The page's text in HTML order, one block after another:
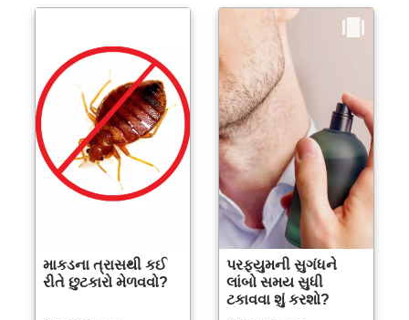
માકડના ત્રાસથી કઈ
રીતે છુટકારો મેળવવો?
પરફ્યુમની સુગંધને
લાંબો સમય સુધી
ટકાવવા શું કરશો?